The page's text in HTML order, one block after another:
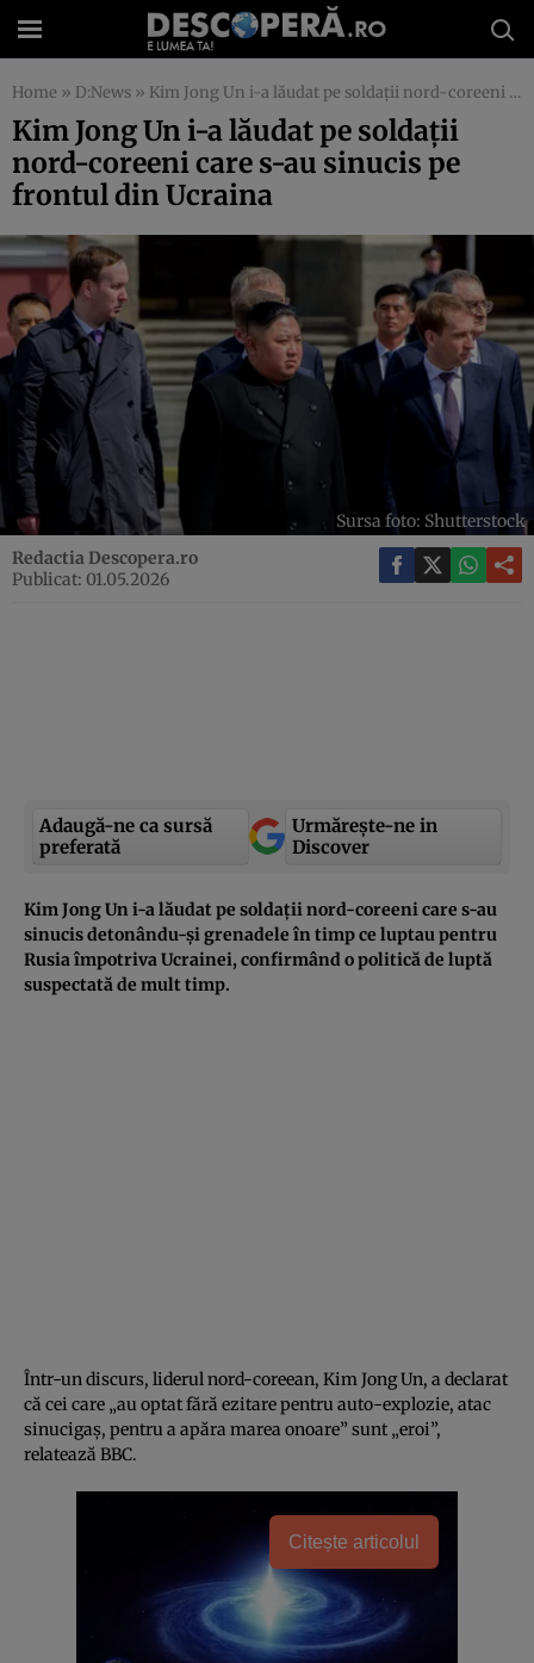
Home » D:News » Kim Jong Un i-a lăudat pe soldații nord-coreeni care s-au sinucis pe frontul din Ucraina
Kim Jong Un i-a lăudat pe soldații
nord-coreeni care s-au sinucis pe
frontul din Ucraina
Sursa foto: Shutterstock
Redactia Descopera.ro
Publicat: 01.05.2026
Adaugă-ne ca sursă
preferată
Urmărește-ne in
Discover
Kim Jong Un i-a lăudat pe soldații nord-coreeni care s-au
sinucis detonându-și grenadele în timp ce luptau pentru
Rusia împotriva Ucrainei, confirmând o politică de luptă
suspectată de mult timp.
Într-un discurs, liderul nord-coreean, Kim Jong Un, a declarat
că cei care „au optat fără ezitare pentru auto-explozie, atac
sinucigaș, pentru a apăra marea onoare” sunt „eroi”,
relatează BBC.
Citește articolul